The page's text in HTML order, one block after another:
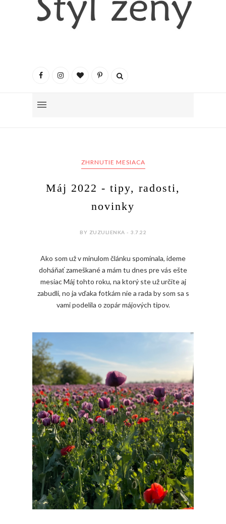
ZHRNUTIE MESIACA
Máj 2022 - tipy, radosti,
novinky
BY ZUZULIENKA - 3.7.22
Ako som už v minulom článku spomínala, ideme
doháňať zameškané a mám tu dnes pre vás ešte
mesiac Máj tohto roku, na ktorý ste už určite aj
zabudli, no ja vďaka fotkám nie a rada by som sa s
vami podelila o zopár májových tipov.